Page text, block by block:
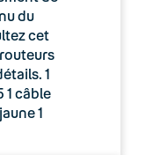
du
cet
1
1 câble
1